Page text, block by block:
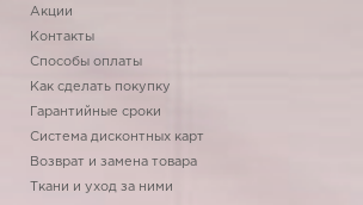
Акции
Контакты
Способы оплаты
Как сделать покупку
Гарантийные сроки
Система дисконтных карт
Возврат и замена товара
Ткани и уход за ними